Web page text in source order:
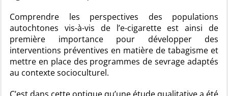
Comprendre les perspectives des populations
autochtones vis-à-vis de l’e-cigarette est ainsi de
première importance pour développer des
interventions préventives en matière de tabagisme et
mettre en place des programmes de sevrage adaptés
au contexte socioculturel.